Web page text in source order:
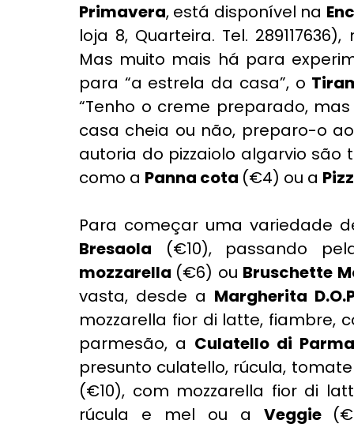
Primavera, está disponível na
loja 8, Quarteira. Tel.
Mas muito mais há para
para “a estrela da casa”, o
“Tenho o creme preparado,
casa cheia ou não, preparo-o
autoria do pizzaiolo algarvio
como a Panna cota (€4) ou a
Para começar uma variedade
Bresaola (€10), passando
mozzarella (€6) ou Bruschette
vasta, desde a Margherita
mozzarella fior di latte, fiambre,
parmesão, a Culatello di Parma
presunto culatello, rúcula,
(€10), com mozzarella fior di
rúcula e mel ou a Veggie